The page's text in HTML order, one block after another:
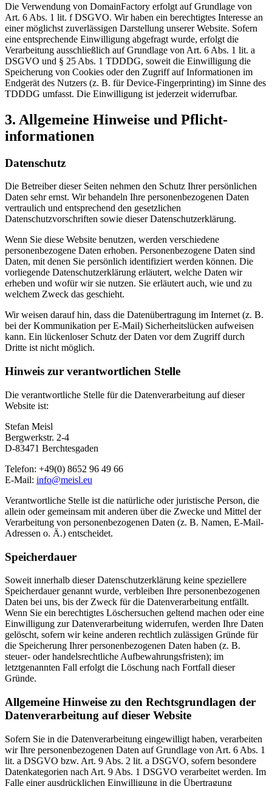
Die Verwendung von DomainFactory erfolgt auf Grundlage von
Art. 6 Abs. 1 lit. f DSGVO. Wir haben ein berechtigtes Interesse an
einer möglichst zuverlässigen Darstellung unserer Website. Sofern
eine entsprechende Einwilligung abgefragt wurde, erfolgt die
Verarbeitung ausschließlich auf Grundlage von Art. 6 Abs. 1 lit. a
DSGVO und § 25 Abs. 1 TDDDG, soweit die Einwilligung die
Speicherung von Cookies oder den Zugriff auf Informationen im
Endgerät des Nutzers (z. B. für Device-Fingerprinting) im Sinne des
TDDDG umfasst. Die Einwilligung ist jederzeit widerrufbar.
3. Allgemeine Hinweise und Pflicht­
informationen
Datenschutz
Die Betreiber dieser Seiten nehmen den Schutz Ihrer persönlichen
Daten sehr ernst. Wir behandeln Ihre personenbezogenen Daten
vertraulich und entsprechend den gesetzlichen
Datenschutzvorschriften sowie dieser Datenschutzerklärung.
Wenn Sie diese Website benutzen, werden verschiedene
personenbezogene Daten erhoben. Personenbezogene Daten sind
Daten, mit denen Sie persönlich identifiziert werden können. Die
vorliegende Datenschutzerklärung erläutert, welche Daten wir
erheben und wofür wir sie nutzen. Sie erläutert auch, wie und zu
welchem Zweck das geschieht.
Wir weisen darauf hin, dass die Datenübertragung im Internet (z. B.
bei der Kommunikation per E-Mail) Sicherheitslücken aufweisen
kann. Ein lückenloser Schutz der Daten vor dem Zugriff durch
Dritte ist nicht möglich.
Hinweis zur verantwortlichen Stelle
Die verantwortliche Stelle für die Datenverarbeitung auf dieser
Website ist:
Stefan Meisl
Bergwerkstr. 2-4
D-83471 Berchtesgaden
Telefon: +49(0) 8652 96 49 66
E-Mail: info@meisl.eu
Verantwortliche Stelle ist die natürliche oder juristische Person, die
allein oder gemeinsam mit anderen über die Zwecke und Mittel der
Verarbeitung von personenbezogenen Daten (z. B. Namen, E-Mail-
Adressen o. Ä.) entscheidet.
Speicherdauer
Soweit innerhalb dieser Datenschutzerklärung keine speziellere
Speicherdauer genannt wurde, verbleiben Ihre personenbezogenen
Daten bei uns, bis der Zweck für die Datenverarbeitung entfällt.
Wenn Sie ein berechtigtes Löschersuchen geltend machen oder eine
Einwilligung zur Datenverarbeitung widerrufen, werden Ihre Daten
gelöscht, sofern wir keine anderen rechtlich zulässigen Gründe für
die Speicherung Ihrer personenbezogenen Daten haben (z. B.
steuer- oder handelsrechtliche Aufbewahrungsfristen); im
letztgenannten Fall erfolgt die Löschung nach Fortfall dieser
Gründe.
Allgemeine Hinweise zu den Rechtsgrundlagen der
Datenverarbeitung auf dieser Website
Sofern Sie in die Datenverarbeitung eingewilligt haben, verarbeiten
wir Ihre personenbezogenen Daten auf Grundlage von Art. 6 Abs. 1
lit. a DSGVO bzw. Art. 9 Abs. 2 lit. a DSGVO, sofern besondere
Datenkategorien nach Art. 9 Abs. 1 DSGVO verarbeitet werden. Im
Falle einer ausdrücklichen Einwilligung in die Übertragung